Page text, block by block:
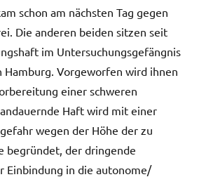
schon am nächsten Tag gegen
Die anderen beiden sitzen seit
im Untersuchungsgefängnis
Hamburg. Vorgeworfen wird ihnen
einer schweren
Haft wird mit einer
wegen der Höhe der zu
begründet, der dringende
Einbindung in die autonome/